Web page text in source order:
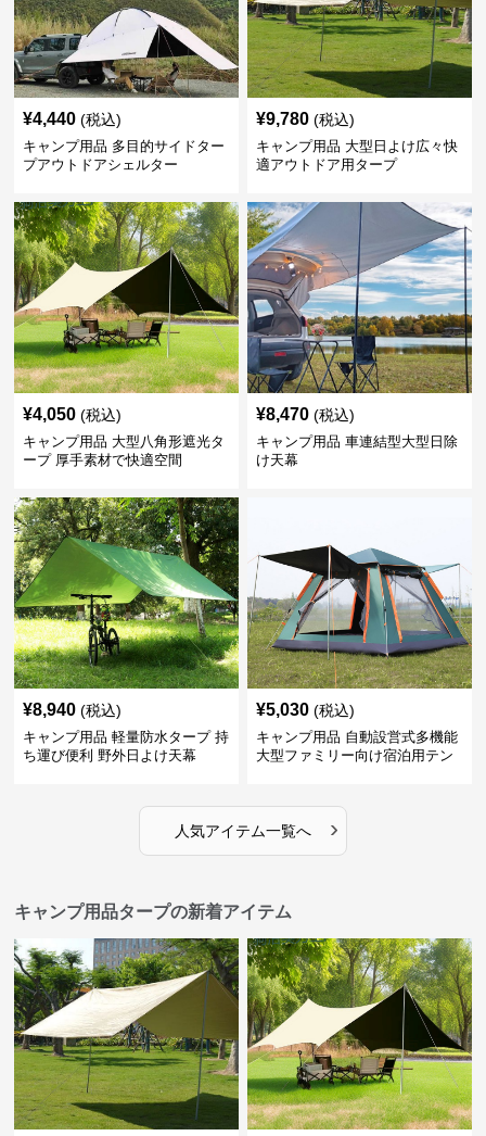
¥4,440 (税込)
キャンプ用品 多目的サイドター
プアウトドアシェルター
¥9,780 (税込)
キャンプ用品 大型日よけ広々快
適アウトドア用タープ
¥4,050 (税込)
キャンプ用品 大型八角形遮光タ
ープ 厚手素材で快適空間
¥8,470 (税込)
キャンプ用品 車連結型大型日除
け天幕
¥8,940 (税込)
キャンプ用品 軽量防水タープ 持
ち運び便利 野外日よけ天幕
¥5,030 (税込)
キャンプ用品 自動設営式多機能
大型ファミリー向け宿泊用テン
人気アイテム一覧へ ›
キャンプ用品タープの新着アイテム